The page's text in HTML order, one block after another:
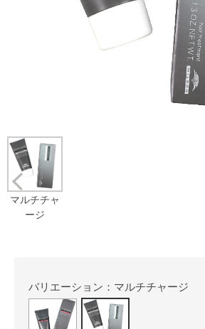
マルチチャ
ージ
Prev
バリエーション：マルチチャージ